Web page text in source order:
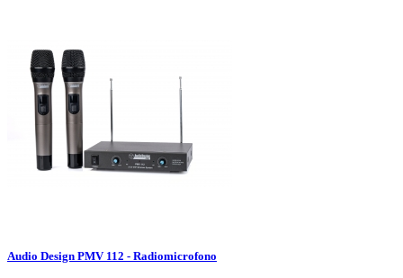
Audio Design PMV 112 - Radiomicrofono